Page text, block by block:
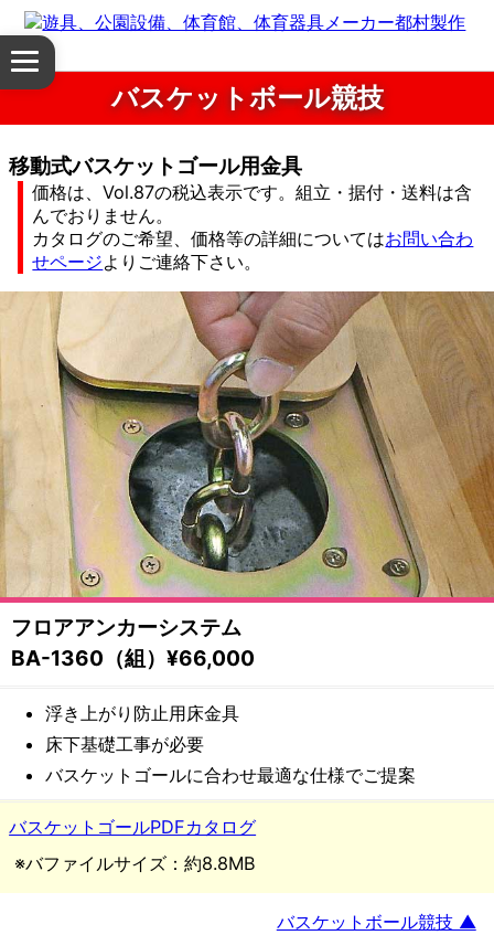
体
育
館・
体
育
器
具
園
設
備・
遊
具
メ
ー
カ
ー
都
村
メ
ニ
を
開
バスケットボール競技
移動式バスケットゴール用金具
価格は、Vol.87の税込表示です。組立・据付・送料は含
んでおりません。
カタログのご希望、価格等の詳細についてはお問い合わ
せページよりご連絡下さい。
フロアアンカーシステム
BA-1360（組）¥66,000
浮き上がり防止用床金具
床下基礎工事が必要
バスケットゴールに合わせ最適な仕様でご提案
バスケットゴールPDFカタログ
※バファイルサイズ：約8.8MB
バスケットボール競技 ▲